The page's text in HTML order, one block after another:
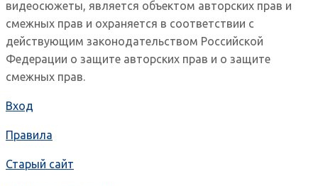
видеосюжеты, является объектом авторских прав и
смежных прав и охраняется в соответствии с
действующим законодательством Российской
Федерации о защите авторских прав и о защите
смежных прав.
Вход
Правила
Старый сайт